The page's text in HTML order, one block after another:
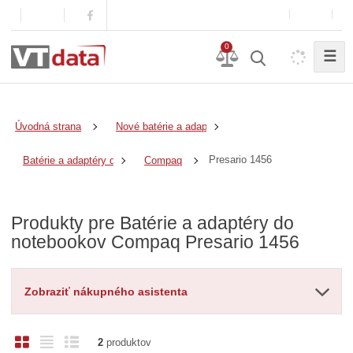
0
☰
Úvodná strana Nové batérie a adaptéry
Batérie a adaptéry do notebookov
Compaq Presario 1456
Produkty pre Batérie a adaptéry do
notebookov Compaq Presario 1456
Zobraziť nákupného asistenta
O
R
2produktov